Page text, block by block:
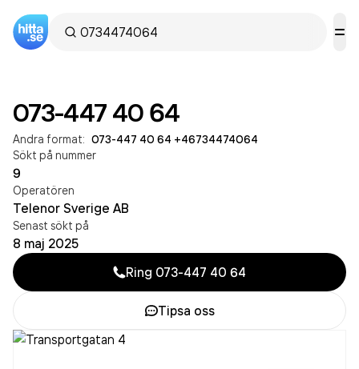
073-447 40 64
Andra format: 073-447 40 64 +46734474064
Sökt på nummer
9
Operatören
Telenor Sverige AB
Senast sökt på
8 maj 2025
Ring 073-447 40 64
Tipsa oss